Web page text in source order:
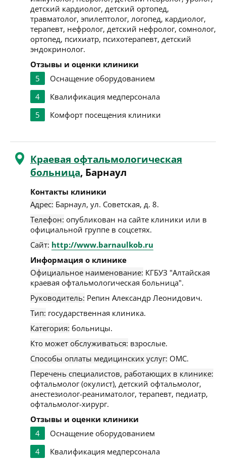
детский кардиолог, детский ортопед,
травматолог, эпилептолог, логопед, кардиолог,
терапевт, нефролог, детский нефролог, сомнолог,
ортопед, психиатр, психотерапевт, детский
эндокринолог.
Отзывы и оценки клиники
5
Оснащение оборудованием
4
Квалификация медперсонала
5
Комфорт посещения клиники
Краевая офтальмологическая
больница, Барнаул
Контакты клиники
Адрес: Барнаул, ул. Советская, д. 8.
Телефон: опубликован на сайте клиники или в
официальной группе в соцсетях.
Сайт: http://www.barnaulkob.ru
Информация о клинике
Официальное наименование: КГБУЗ "Алтайская
краевая офтальмологическая больница".
Руководитель: Репин Александр Леонидович.
Тип: государственная клиника.
Категория: больницы.
Кто может обслуживаться: взрослые.
Способы оплаты медицинских услуг: ОМС.
Перечень специалистов, работающих в клинике:
офтальмолог (окулист), детский офтальмолог,
анестезиолог-реаниматолог, терапевт, педиатр,
офтальмолог-хирург.
Отзывы и оценки клиники
4
Оснащение оборудованием
4
Квалификация медперсонала